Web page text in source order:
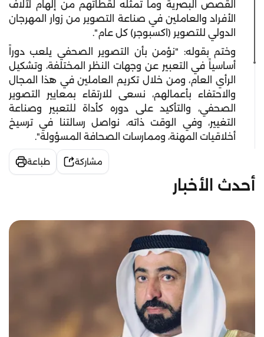
القصص البصرية وما تمثله لقطاتهم من إلهام لآلاف
الأفراد والعاملين في صناعة التصوير من زوار المهرجان
الدولي للتصوير (اكسبوجر) كل عام".
وختم بقوله: "نؤمن بأن التصوير الصحفي يلعب دوراً
أساسياً في التعبير عن وجهات النظر المختلفة، وتشكيل
الرأي العام، ومن خلال تكريم العاملين في هذا المجال
والاحتفاء بأعمالهم، نسعى للارتقاء بمعايير التصوير
الصحفي، والتأكيد على دوره كأداة للتعبير وصناعة
التغيير، وفي الوقت ذاته، نواصل رسالتنا في ترسيخ
أخلاقيات المهنة، وممارسات الصحافة المسؤولة".
مشاركة طباعة
أحدث الأخبار